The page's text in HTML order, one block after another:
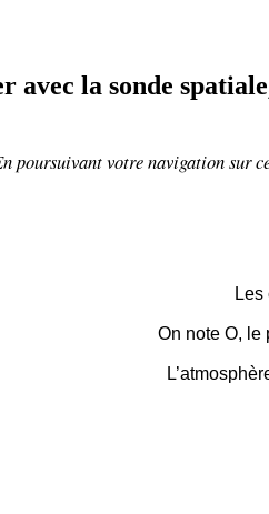
avec la sonde
poursuivant votre navigation sur
On note O, le